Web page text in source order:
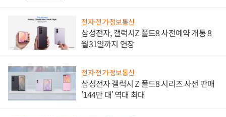
전자·전기·정보통신
삼성전자, 갤럭시Z 폴드8 사전예약 개통 8
월31일까지 연장
전자·전기·정보통신
삼성전자 갤럭시 Z 폴드8 시리즈 사전 판매
'144만 대' 역대 최대